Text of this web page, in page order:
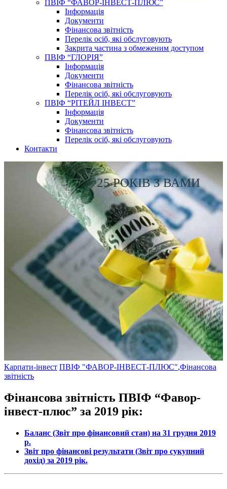
ПВІФ “ФАВОР-ІНВЕСТ-ПЛЮС”
Інформація
Документи
Фінансова звітність
Перелік осіб, які обслуговують
Закрита частина з обмеженим доступом
ПВІФ “ГЛОРІЯ”
Інформація
Документи
Фінансова звітність
Перелік осіб, які обслуговують
ПВІФ “РІТЕЙЛ ІНВЕСТ”
Інформація
Документи
Фінансова звітність
Перелік осіб, які обслуговують
Контакти
25 РОКІВ З ВАМИ
Карпати-інвест ПВІФ "ФАВОР-ІНВЕСТ-ПЛЮС",Фінансова
звітність
Фінансова звітність ПВІФ “Фавор-
інвест-плюс” за 2019 рік:
Баланс (Звіт про фінансовий стан) на 31 грудня 2019
р.
Звіт про фінансові результати (Звіт про сукупний
дохід) за 2019 рік.